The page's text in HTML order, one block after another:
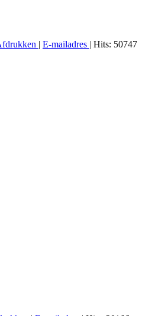
| E-mailadres | Hits: 50747